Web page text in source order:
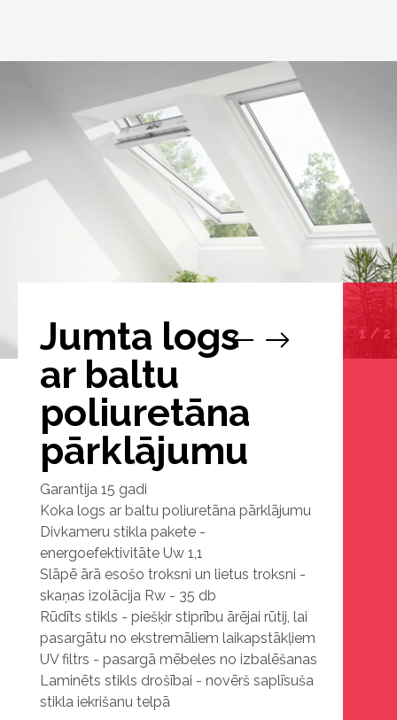
Jumta logs
ar baltu
poliuretāna
pārklājumu
Garantija 15 gadi
Koka logs ar baltu poliuretāna pārklājumu
Divkameru stikla pakete -
energoefektivitāte Uw 1,1
Slāpē ārā esošo troksni un lietus troksni -
skaņas izolācija Rw - 35 db
Rūdīts stikls - piešķir stiprību ārējai rūtij, lai
pasargātu no ekstremāliem laikapstākļiem
UV filtrs - pasargā mēbeles no izbalēšanas
Laminēts stikls drošībai - novērš saplīsuša
stikla iekrišanu telpā
1 / 2